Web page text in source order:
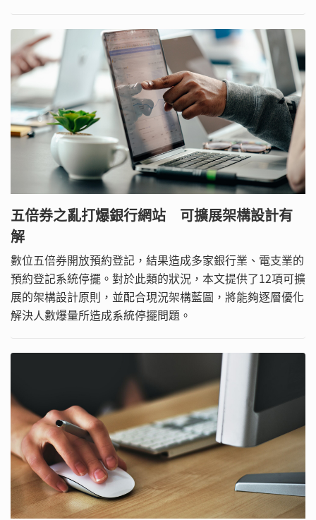
鍵是避免人工操作錯誤的狀況，運用自動化流程保障產線配
方參數、瑕疵檢測等準確度。
五倍券之亂打爆銀行網站 可擴展架構設計有
解
數位五倍券開放預約登記，結果造成多家銀行業、電支業的
預約登記系統停擺。對於此類的狀況，本文提供了12項可擴
展的架構設計原則，並配合現況架構藍圖，將能夠逐層優化
解決人數爆量所造成系統停擺問題。